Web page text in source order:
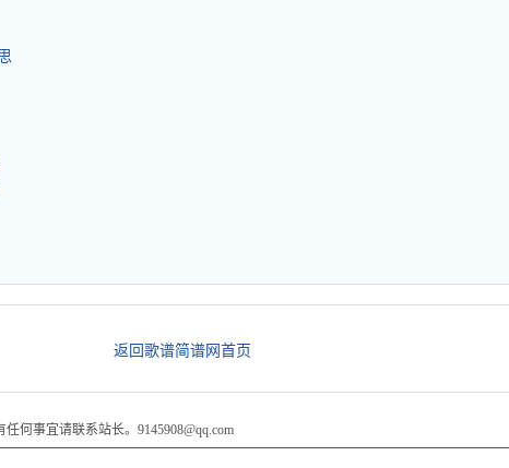
返回歌谱简谱网首页
何事宜请联系站长。9145908@qq.com